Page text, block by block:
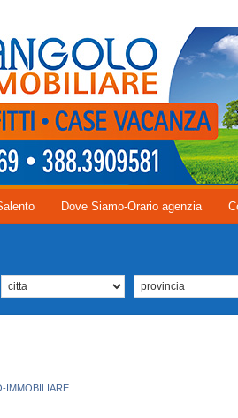
Dove Siamo-Orario agenzia
IMMOBILIARE